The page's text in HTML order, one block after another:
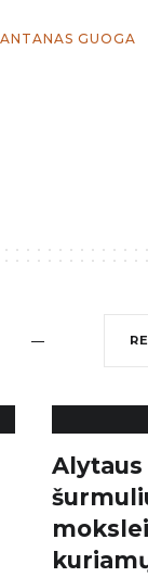
ANTANAS GUOGA